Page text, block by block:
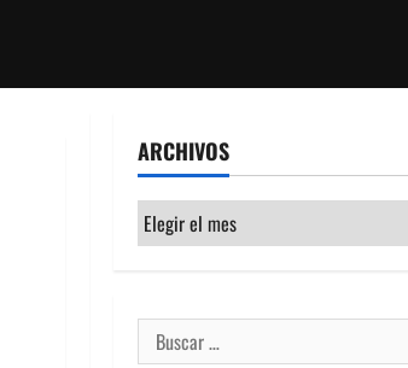
ARCHIVOS
Archivos
Buscar: